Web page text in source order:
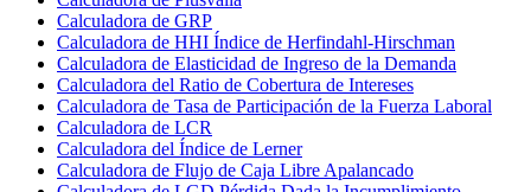
Calculadora de GRP
Calculadora de HHI Índice de Herfindahl-Hirschman
Calculadora de Elasticidad de Ingreso de la Demanda
Calculadora del Ratio de Cobertura de Intereses
Calculadora de Tasa de Participación de la Fuerza Laboral
Calculadora de LCR
Calculadora del Índice de Lerner
Calculadora de Flujo de Caja Libre Apalancado